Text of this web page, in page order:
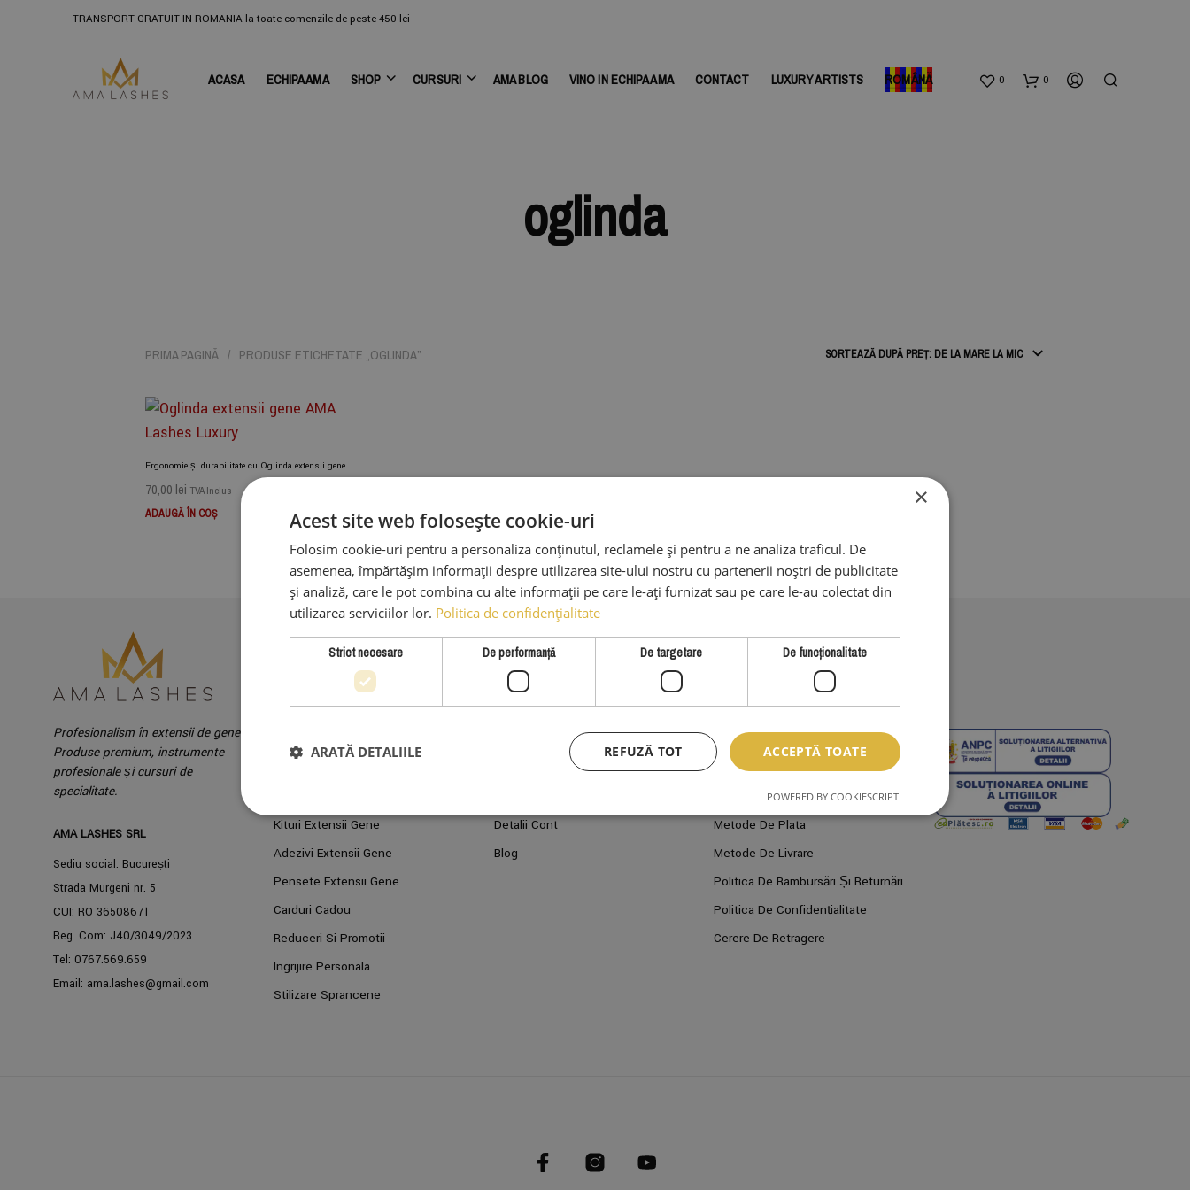
TRANSPORT GRATUIT IN ROMANIA la toate comenzile de peste 450 lei
0 0
ACASA ECHIPA AMA SHOP CURSURI AMA BLOG VINO IN ECHIPA AMA CONTACT LUXURY ARTISTS ROMÂNĂ
oglinda
PRIMA PAGINĂ / PRODUSE ETICHETATE „OGLINDA”
Adauga la Produse preferate
Ergonomie și durabilitate cu Oglinda extensii gene
70,00lei TVA Inclus
ADAUGĂ ÎN COȘ
Profesionalism în extensii de gene.
Produse premium, instrumente
profesionale și cursuri de
specialitate.
AMA LASHES SRL
Sediu social: București
Strada Murgeni nr. 5
CUI: RO 36508671
Reg. Com: J40/3049/2023
Tel: 0767.569.659
Email: ama.lashes@gmail.com
Kituri Extensii Gene
Adezivi Extensii Gene
Pensete Extensii Gene
Carduri Cadou
Reduceri Si Promotii
Ingrijire Personala
Stilizare Sprancene
SERVICII CLIENTI
Detalii Cont
Blog
INFO LEGAL
Termeni Si Conditii
Cum Cumpar?
Metode De Plata
Metode De Livrare
Politica De Rambursări Și Returnări
Politica De Confidențialitate
Cerere De Retragere
×
Acest site web folosește cookie-uri
Folosim cookie-uri pentru a personaliza conținutul, reclamele și pentru a ne analiza traficul. De
asemenea, împărtășim informații despre utilizarea site-ului nostru cu partenerii noștri de publicitate
și analiză, care le pot combina cu alte informații pe care le-ați furnizat sau pe care le-au colectat din
utilizarea serviciilor lor. Politica de confidențialitate
Strict necesare De performanță De targetare De funcţionalitate
ACCEPTĂ TOATE
REFUZĂ TOT
ARATĂ DETALIILE
POWERED BY COOKIESCRIPT